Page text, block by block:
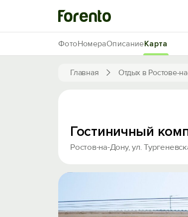
Главная Отдых в Ростове-
ФотоНомераОписаниеКарта
Гостиничный
Ростов-на-Дону, ул.